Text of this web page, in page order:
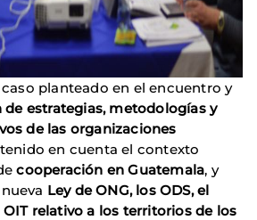
planteado en el encuentro y
de estrategias, metodologías y
de las organizaciones
en cuenta el contexto
cooperación en Guatemala, y
Ley de ONG, los ODS, el
OIT relativo a los territorios de los